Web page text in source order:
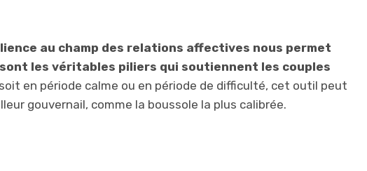
au champ des relations affectives nous permet
sont les véritables piliers qui soutiennent les couples
en période calme ou en période de difficulté, cet outil peut
gouvernail, comme la boussole la plus calibrée.